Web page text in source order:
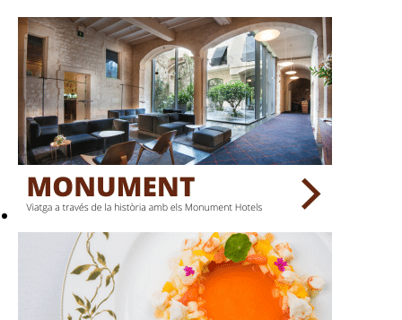
HOTELS
TERRASSES
BARS
SPAS
RESTAURANTS
SALES